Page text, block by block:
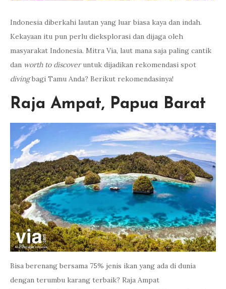
Indonesia diberkahi lautan yang luar biasa kaya dan indah.
Kekayaan itu pun perlu dieksplorasi dan dijaga oleh
masyarakat Indonesia. Mitra Via, laut mana saja paling cantik
dan worth to discoveruntuk dijadikan rekomendasi spot
divingbagi Tamu Anda? Berikut rekomendasinya!
Raja Ampat, Papua Barat
Bisa berenang bersama 75% jenis ikan yang ada di dunia
dengan terumbu karang terbaik? Raja Ampat